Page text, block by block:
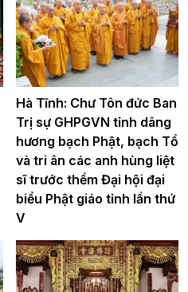
Hà Tĩnh: Chư Tôn đức Ban
Trị sự GHPGVN tỉnh dâng
hương bạch Phật, bạch Tổ
và tri ân các anh hùng liệt
sĩ trước thềm Đại hội đại
biểu Phật giáo tỉnh lần thứ
V